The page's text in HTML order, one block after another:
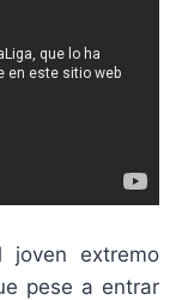
extremo
pese a entrar